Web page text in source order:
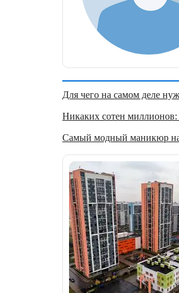
Для чего на самом деле
Никаких сотен миллионов:
Самый модный маникюр на